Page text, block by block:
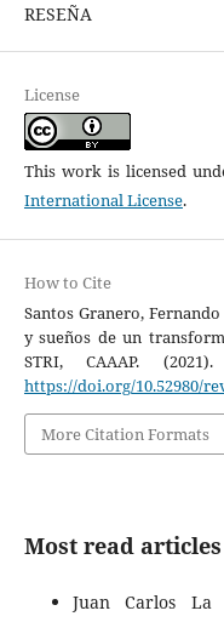
RESEÑA
License
This work is licensed
International License.
How to Cite
Santos Granero,
y sueños de un
STRI, CAAAP.
https://doi.org/10.52980/
More Citation Formats
Most read
Juan Carlos